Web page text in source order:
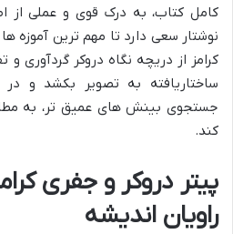
کامل کتاب، به درک قوی و عملی از
نوشتار سعی دارد تا مهم ترین آموزه
کرامز از دریچه نگاه دروکر گردآوری
ساختاریافته به تصویر بکشد و در
جستجوی بینش های عمیق تر، به
کند.
پیتر دروکر و جفری
راویان اندیشه